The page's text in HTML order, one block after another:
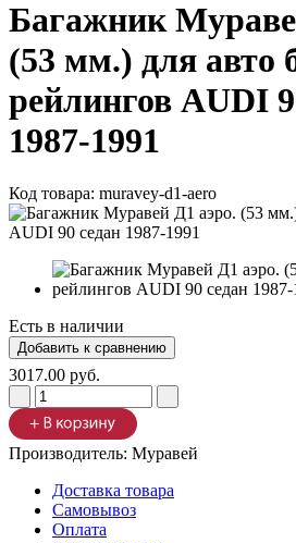
Багажник
(53 мм.) для авто
рейлингов AUDI
1987-1991
Код товара: muravey-d1-aero
Есть в наличии
3017.00 руб.
Производитель: Муравей
Доставка товара
Самовывоз
Оплата